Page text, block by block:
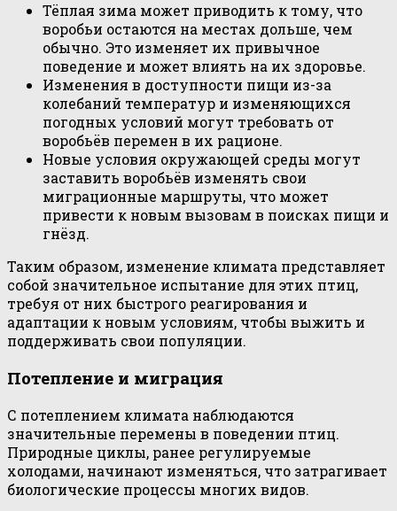
Тёплая зима может приводить к тому, что
воробьи остаются на местах дольше, чем
обычно. Это изменяет их привычное
поведение и может влиять на их здоровье.
Изменения в доступности пищи из-за
колебаний температур и изменяющихся
погодных условий могут требовать от
воробьёв перемен в их рационе.
Новые условия окружающей среды могут
заставить воробьёв изменять свои
миграционные маршруты, что может
привести к новым вызовам в поисках пищи и
гнёзд.
Таким образом, изменение климата представляет
собой значительное испытание для этих птиц,
требуя от них быстрого реагирования и
адаптации к новым условиям, чтобы выжить и
поддерживать свои популяции.
Потепление и миграция
С потеплением климата наблюдаются
значительные перемены в поведении птиц.
Природные циклы, ранее регулируемые
холодами, начинают изменяться, что затрагивает
биологические процессы многих видов.